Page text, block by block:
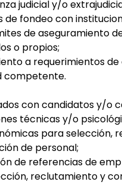
judicial y/o
de fondeo con
de aseguramiento
o propios;
a requerimientos de
competente.
con candidatos y/o
técnicas y/o
para selección,
de personal;
de referencias de
reclutamiento y